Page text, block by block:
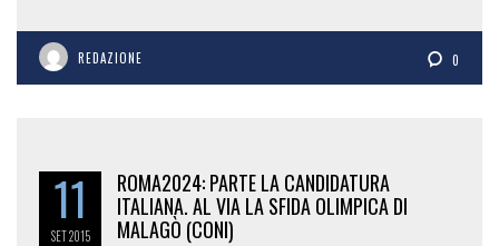
REDAZIONE 0
11
SET2015
ROMA2024: PARTE LA CANDIDATURA
ITALIANA. AL VIA LA SFIDA OLIMPICA DI
MALAGÒ (CONI)